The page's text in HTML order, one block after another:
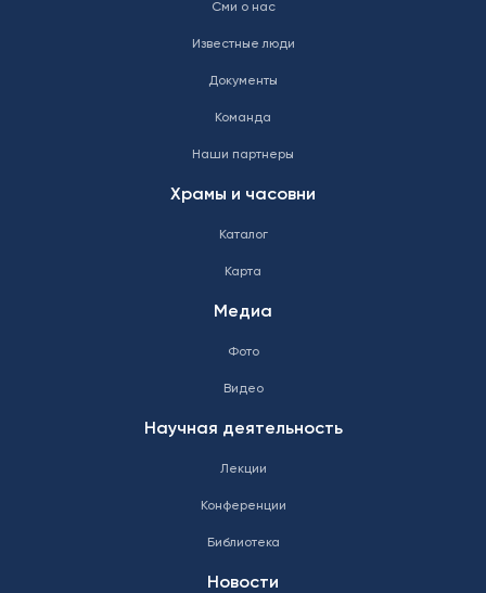
Сми о нас
Известные люди
Документы
Команда
Наши партнеры
Храмы и часовни
Каталог
Карта
Медиа
Фото
Видео
Научная деятельность
Лекции
Конференции
Библиотека
Новости